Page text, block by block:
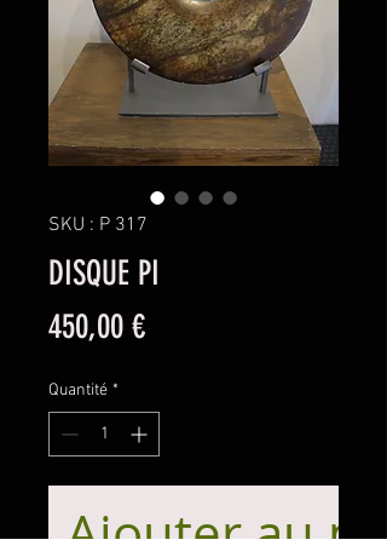
SKU : P 317
DISQUE PI
450,00 €Prix
Quantité *
Ajouter au